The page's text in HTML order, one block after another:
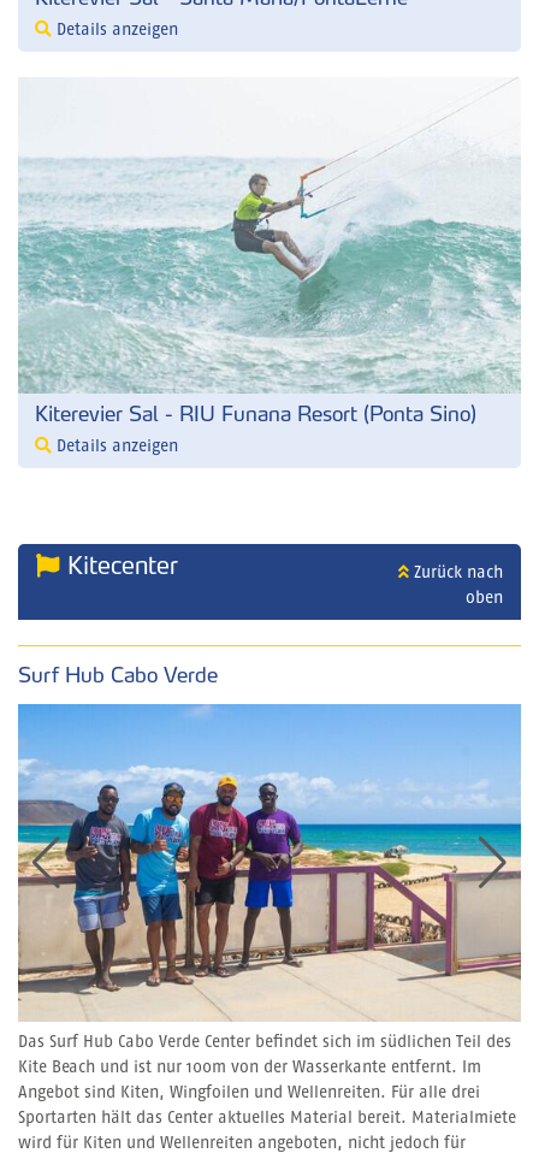
Details anzeigen
Kiterevier Sal - RIU Funana Resort (Ponta Sino)
Details anzeigen
Kitecenter
Zurück nach
oben
Surf Hub Cabo Verde
Das Surf Hub Cabo Verde Center befindet sich im südlichen Teil des
Kite Beach und ist nur 100m von der Wasserkante entfernt. Im
Angebot sind Kiten, Wingfoilen und Wellenreiten. Für alle drei
Sportarten hält das Center aktuelles Material bereit. Materialmiete
wird für Kiten und Wellenreiten angeboten, nicht jedoch für